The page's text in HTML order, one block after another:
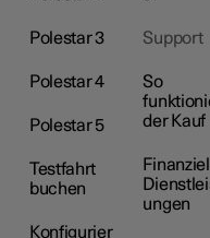
Polestar 3
Polestar 4
Polestar 5
Testfahrt
buchen
Konfigurier
Support
So
der Kauf
ungen